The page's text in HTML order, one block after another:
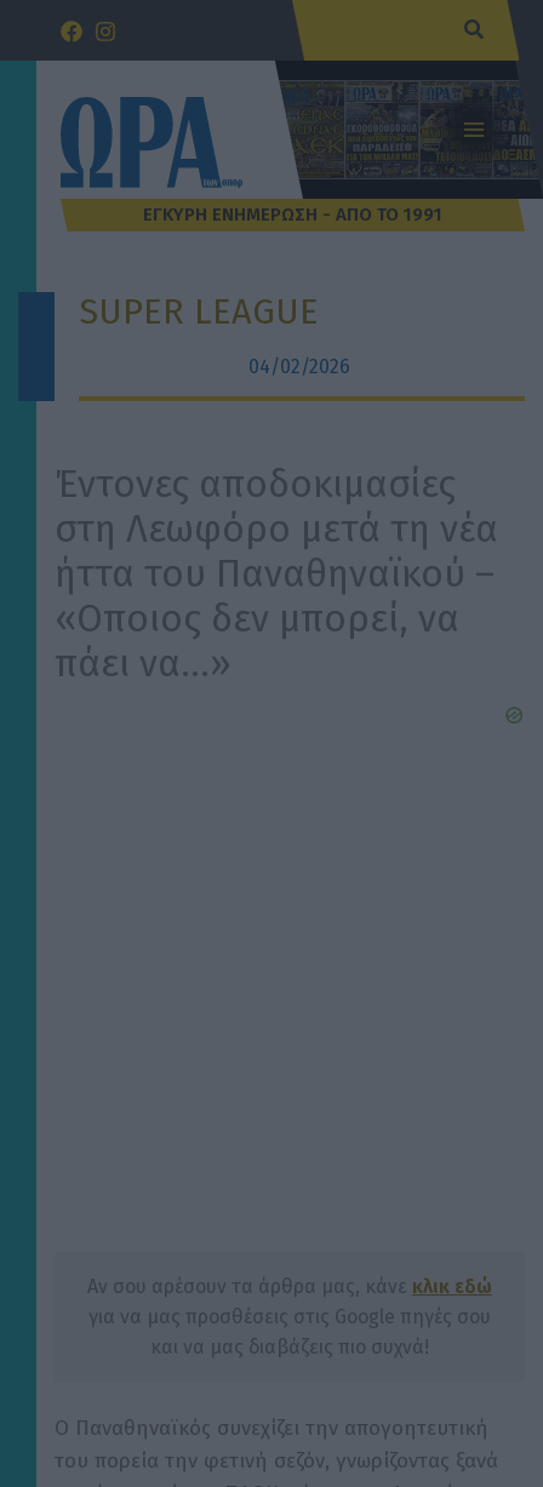
Μετάβαση
SUPER LEAGUE
04/02/2026
Έντονες αποδοκιμασίες
στη Λεωφόρο μετά τη νέα
ήττα του Παναθηναϊκού –
«Οποιος δεν μπορεί, να
πάει να…»
Αν σου αρέσουν τα άρθρα μας, κάνε κλικ εδώ
για να μας προσθέσεις στις Google πηγές σου
και να μας διαβάζεις πιο συχνά!
Ο Παναθηναϊκός συνεχίζει την απογοητευτική
του πορεία την φετινή σεζόν, γνωρίζοντας ξανά